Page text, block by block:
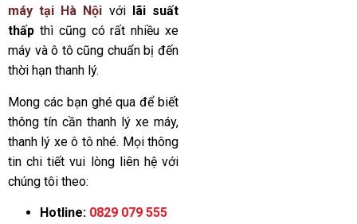
máy tại Hà Nội với
lãi suất
thấp thì cũng có rất nhiều xe
máy và ô tô cũng chuẩn bị đến
thời hạn thanh lý.
Mong các bạn ghé qua để biết
thông tín cần thanh lý xe máy,
thanh lý xe ô tô nhé. Mọi thông
tin chi tiết vui lòng liên hệ với
chúng tôi theo:
Hotline: 0829 079 555